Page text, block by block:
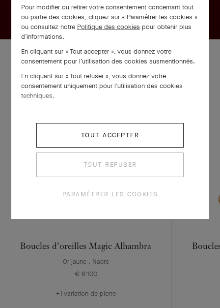
PARURE
Boucles d’oreilles Magic Alhambra
Or jaune , Nacre
€ 6'100
+1 variation de pierre
Pour modifier ou retirer votre consentement concernant tout
ou partie des cookies, cliquez sur « Paramétrer les cookies »
ou consultez notre Politique des cookies pour obtenir plus
d’informations.
En cliquant sur « Tout accepter », vous donnez votre
consentement pour l’utilisation des cookies susmentionnés.
En cliquant sur « Tout refuser », vous donnez votre
consentement uniquement pour l’utilisation des cookies
techniques.
TOUT ACCEPTER
TOUT REFUSER
PARAMÉTRER LES COOKIES